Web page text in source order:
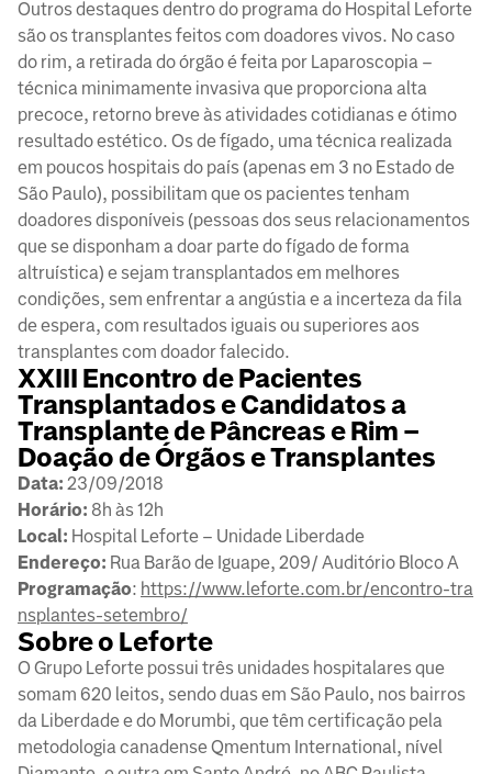
Outros destaques dentro do programa do Hospital Leforte
são os transplantes feitos com doadores vivos. No caso
do rim, a retirada do órgão é feita por Laparoscopia –
técnica minimamente invasiva que proporciona alta
precoce, retorno breve às atividades cotidianas e ótimo
resultado estético. Os de fígado, uma técnica realizada
em poucos hospitais do país (apenas em 3 no Estado de
São Paulo), possibilitam que os pacientes tenham
doadores disponíveis (pessoas dos seus relacionamentos
que se disponham a doar parte do fígado de forma
altruística) e sejam transplantados em melhores
condições, sem enfrentar a angústia e a incerteza da fila
de espera, com resultados iguais ou superiores aos
transplantes com doador falecido.
XXIII Encontro de Pacientes
Transplantados e Candidatos a
Transplante de Pâncreas e Rim –
Doação de Órgãos e Transplantes
Data: 23/09/2018
Horário: 8h às 12h
Local: Hospital Leforte – Unidade Liberdade
Endereço: Rua Barão de Iguape, 209/ Auditório Bloco A
Programação: https://www.leforte.com.br/encontro-tra
nsplantes-setembro/
Sobre o Leforte
O Grupo Leforte possui três unidades hospitalares que
somam 620 leitos, sendo duas em São Paulo, nos bairros
da Liberdade e do Morumbi, que têm certificação pela
metodologia canadense Qmentum International, nível